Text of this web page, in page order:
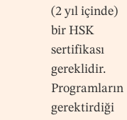
(2 yıl içinde)
bir HSK
sertifikası
gereklidir.
Programların
gerektirdiği